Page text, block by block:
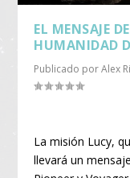
EL MENSAJE
HUMANIDAD
Publicado porAlex
La misión Lucy,
llevará un